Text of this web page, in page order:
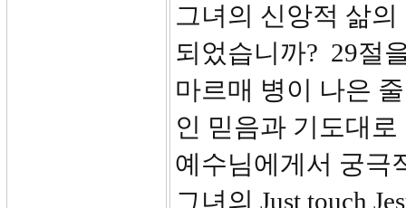
그녀의 신앙적 삶
되었습니까? 29절
마르매 병이 나은
인 믿음과 기도대
예수님에게서 궁극
그녀의 Just touch